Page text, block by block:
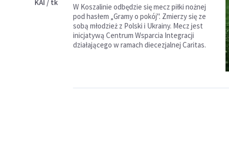
KAI / tk
W Koszalinie odbędzie się mecz piłki nożnej
pod hasłem „Gramy o pokój". Zmierzy się ze
sobą młodzież z Polski i Ukrainy. Mecz jest
inicjatywą Centrum Wsparcia Integracji
działającego w ramach diecezjalnej Caritas.